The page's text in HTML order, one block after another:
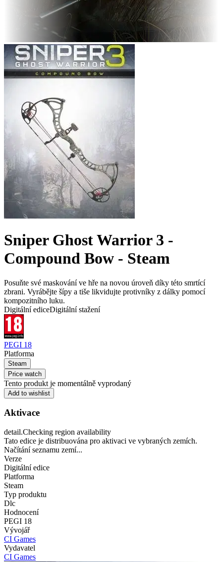
Sniper Ghost Warrior 3 -
Compound Bow - Steam
Posuňte své maskování ve hře na novou úroveň díky této smrtící
zbrani. Vyrábějte šípy a tiše likvidujte protivníky z dálky pomocí
kompozitního luku.
Digitální ediceDigitální stažení
PEGI 18
Platforma
Steam
Price watch
Tento produkt je momentálně vyprodaný
Add to wishlist
Aktivace
detail.Checking region availability
Tato edice je distribuována pro aktivaci ve vybraných zemích.
Načítání seznamu zemí...
Verze
Digitální edice
Platforma
Steam
Typ produktu
Dlc
Hodnocení
PEGI 18
Vývojář
CI Games
Vydavatel
CI Games